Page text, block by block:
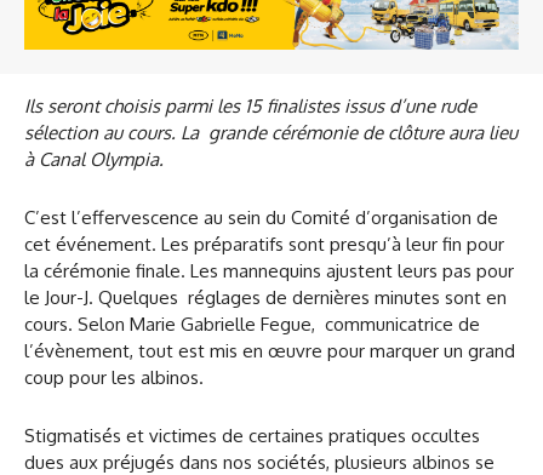
Ils seront choisis parmi les 15 finalistes issus d’une rude
sélection au cours. La grande cérémonie de clôture aura lieu
à Canal Olympia.
C’est l’effervescence au sein du Comité d’organisation de
cet événement. Les préparatifs sont presqu’à leur fin pour
la cérémonie finale. Les mannequins ajustent leurs pas pour
le Jour-J. Quelques réglages de dernières minutes sont en
cours. Selon Marie Gabrielle Fegue, communicatrice de
l’évènement, tout est mis en œuvre pour marquer un grand
coup pour les albinos.
Stigmatisés et victimes de certaines pratiques occultes
dues aux préjugés dans nos sociétés, plusieurs albinos se